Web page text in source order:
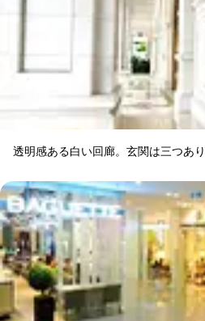
透明感ある白い回廊。玄関は三つあ